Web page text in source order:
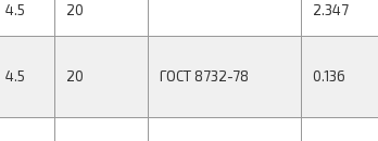
4.5 20 2.347
4.5 20 ГОСТ 8732-78 0.136